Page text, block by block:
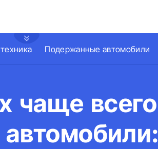
Подержанные автомобили
чаще всего